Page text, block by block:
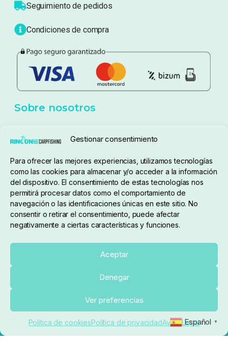
Gestionar consentimiento
Para ofrecer las mejores experiencias, utilizamos tecnologías
como las cookies para almacenar y/o acceder a la información
del dispositivo. El consentimiento de estas tecnologías nos
permitirá procesar datos como el comportamiento de
navegación o las identificaciones únicas en este sitio. No
consentir o retirar el consentimiento, puede afectar
negativamente a ciertas características y funciones.
Aceptar
Denegar
Ver preferencias
Política de cookiesPolítica de privacidadAviso Legal
Atención al cliente
Blog
Política de privacidad
Aviso Legal
Sobre nosotros
910 824 923
Lunes a Viernes de 10:00 a 14:00 horas y 17:00 a
Español ▼